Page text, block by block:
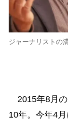
ジャーナリストの
2015年8月の
10年。今年4